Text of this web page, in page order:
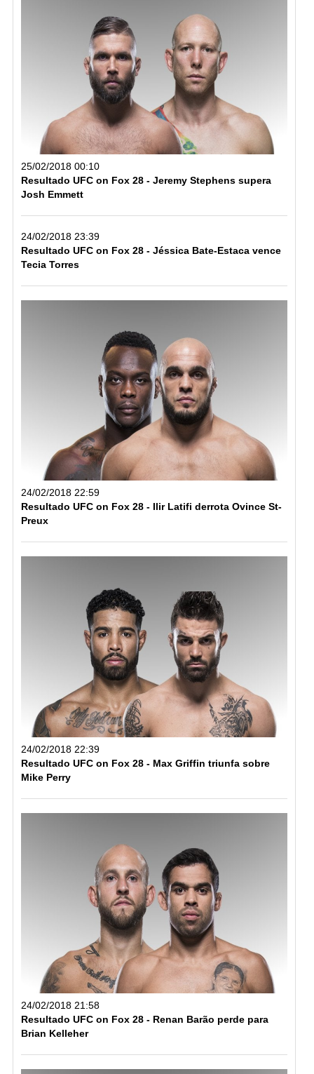
25/02/2018 00:10
Resultado UFC on Fox 28 - Jeremy Stephens supera
Josh Emmett
24/02/2018 23:39
Resultado UFC on Fox 28 - Jéssica Bate-Estaca vence
Tecia Torres
24/02/2018 22:59
Resultado UFC on Fox 28 - Ilir Latifi derrota Ovince St-
Preux
24/02/2018 22:39
Resultado UFC on Fox 28 - Max Griffin triunfa sobre
Mike Perry
24/02/2018 21:58
Resultado UFC on Fox 28 - Renan Barão perde para
Brian Kelleher